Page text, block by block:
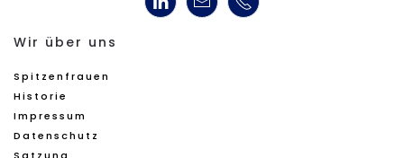
Wir über uns
Spitzenfrauen
Historie
Impressum
Datenschutz